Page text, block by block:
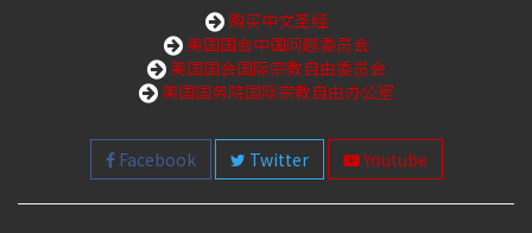
购买中文圣经
美国国会中国问题委员会
美国国会国际宗教自由委员会
美国国务院国际宗教自由办公室
Facebook Twitter Youtube